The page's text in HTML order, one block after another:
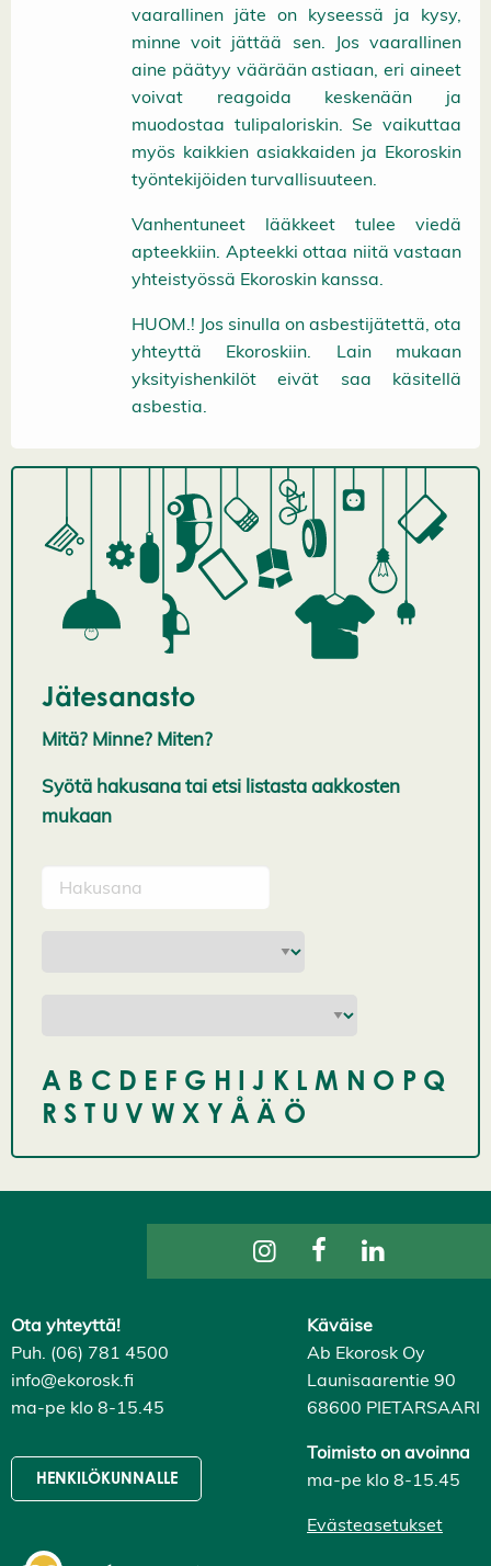
vaarallinen jäte on kyseessä ja kysy,
minne voit jättää sen. Jos vaarallinen
aine päätyy väärään astiaan, eri aineet
voivat reagoida keskenään ja
muodostaa tulipaloriskin. Se vaikuttaa
myös kaikkien asiakkaiden ja Ekoroskin
työntekijöiden turvallisuuteen.
Vanhentuneet lääkkeet tulee viedä
apteekkiin. Apteekki ottaa niitä vastaan
yhteistyössä Ekoroskin kanssa.
HUOM.! Jos sinulla on asbestijätettä, ota
yhteyttä Ekoroskiin. Lain mukaan
yksityishenkilöt eivät saa käsitellä
asbestia.
Jätesanasto
Mitä? Minne? Miten?
Syötä hakusana tai etsi listasta aakkosten
mukaan
A B C D E F G H I J K L M N O P Q
R S T U V W X Y Å Ä Ö
Ota yhteyttä!
Puh. (06) 781 4500
info@ekorosk.fi
ma-pe klo 8-15.45
HENKILÖKUNNALLE
Käväise
Ab Ekorosk Oy
Launisaarentie 90
68600 PIETARSAARI
Toimisto on avoinna
ma-pe klo 8-15.45
Evästeasetukset